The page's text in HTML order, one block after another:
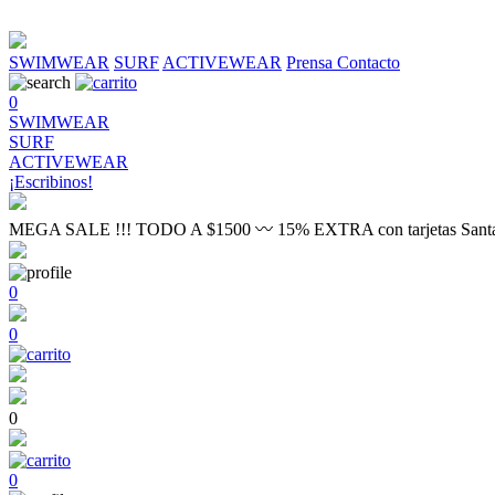
SWIMWEAR SURF ACTIVEWEAR Prensa Contacto
0
SWIMWEAR
SURF
ACTIVEWEAR
¡Escribinos!
MEGA SALE !!! TODO A $1500 〰 15% EXTRA con tarjetas
0
0
0
0